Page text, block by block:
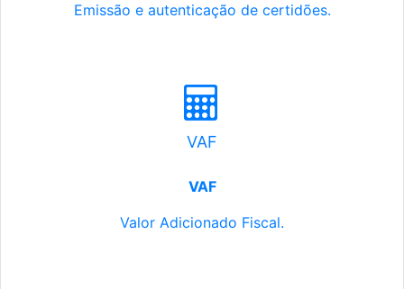
Emissão e autenticação de certidões.
VAF
VAF
Valor Adicionado Fiscal.